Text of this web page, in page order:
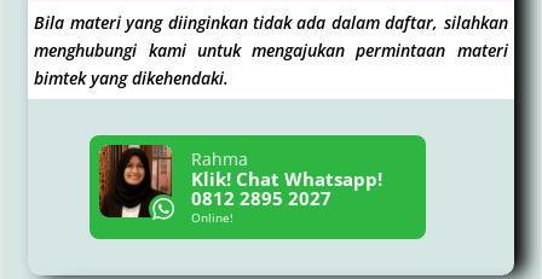
Bila materi yang diinginkan tidak ada dalam daftar, silahkan
menghubungi kami untuk mengajukan permintaan materi
bimtek yang dikehendaki.
Rahma
Klik! Chat Whatsapp!
0812 2895 2027
Online!